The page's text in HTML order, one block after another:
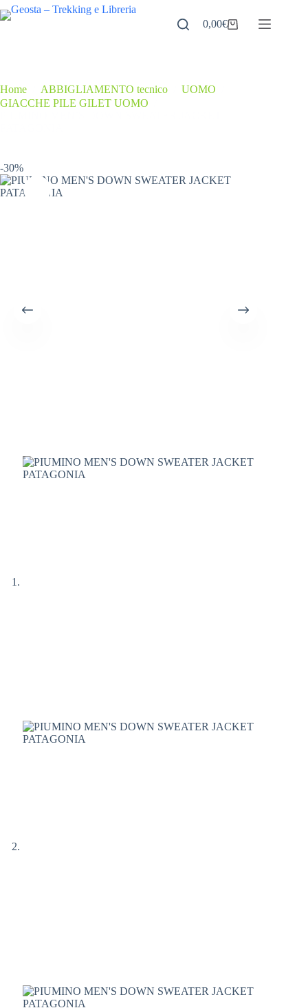
Salta
al
Carrello
0,00€
Home ABBIGLIAMENTO tecnico UOMO
GIACCHE PILE GILET UOMO
-30%